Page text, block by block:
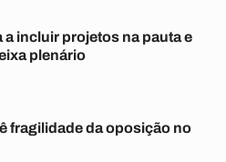
a incluir projetos na pauta e
plenário
fragilidade da oposição no